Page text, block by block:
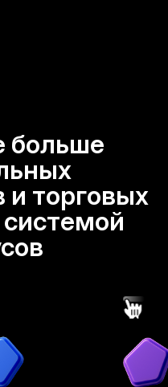
больше
и торговых
системой